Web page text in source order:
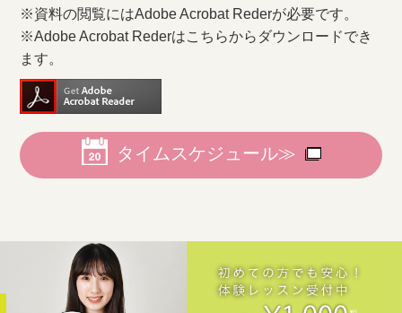
※資料の閲覧にはAdobe Acrobat Rederが必要です。
※Adobe Acrobat Rederはこちらからダウンロードでき
ます。
タイムスケジュール≫